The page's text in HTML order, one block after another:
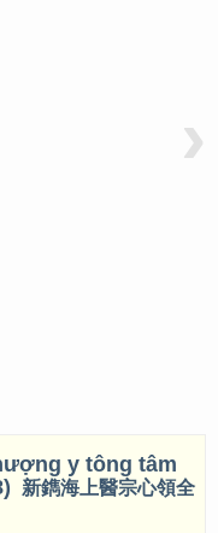
›
y tông tâm
新鐫海上醫宗心領全